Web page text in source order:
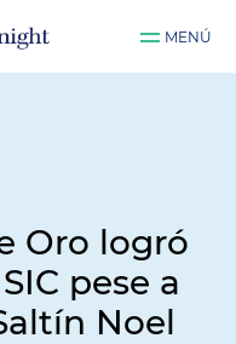
MENÚ
Oro logró
pese a
Noel